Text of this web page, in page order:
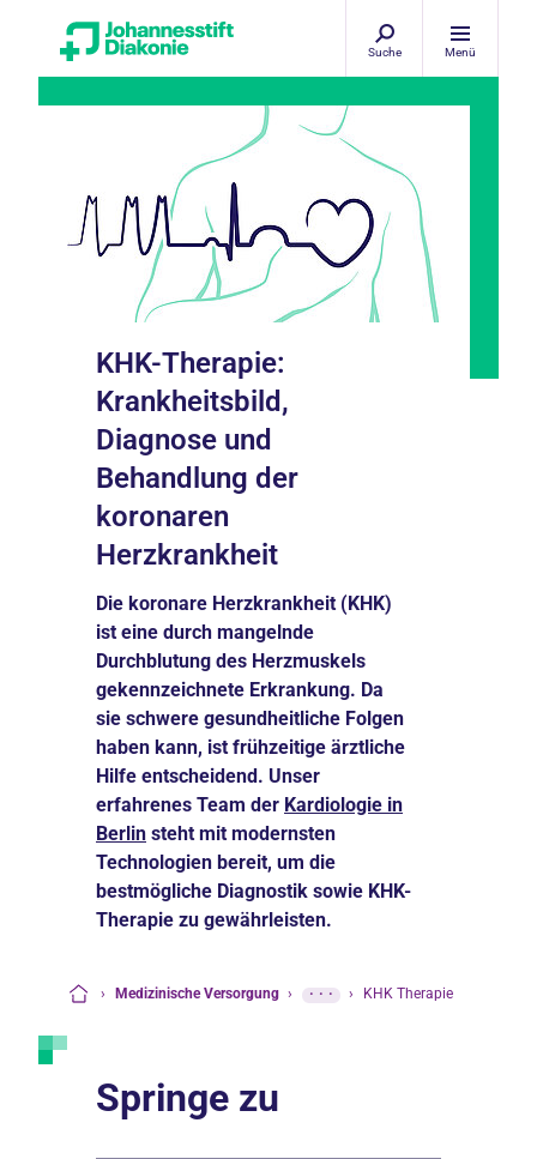
Suche Menü
KHK-Therapie:
Krankheitsbild,
Diagnose und
Behandlung der
koronaren
Herzkrankheit
Die koronare Herzkrankheit (KHK)
ist eine durch mangelnde
Durchblutung des Herzmuskels
gekennzeichnete Erkrankung. Da
sie schwere gesundheitliche Folgen
haben kann, ist frühzeitige ärztliche
Hilfe entscheidend. Unser
erfahrenes Team der Kardiologie in
Berlin steht mit modernsten
Technologien bereit, um die
bestmögliche Diagnostik sowie KHK-
Therapie zu gewährleisten.
› Medizinische Versorgung › ··· › KHK Therapie
Springe zu